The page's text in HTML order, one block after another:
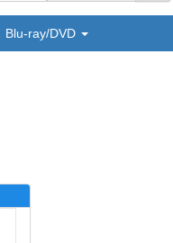
Blu-ray/DVD